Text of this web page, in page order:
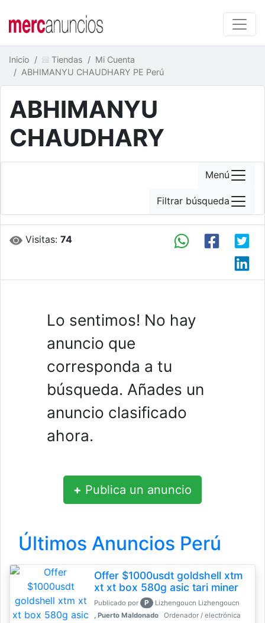
Inicio Tiendas
Mi Cuenta
ABHIMANYU CHAUDHARY PE Perú
ABHIMANYU
CHAUDHARY
Visitas:74
Lo sentimos! No hay
anuncio que
corresponda a tu
búsqueda. Añades un
anuncio clasificado
ahora.
+ Publica un anuncio
Últimos Anuncios Perú
Offer $1000usdt goldshell xtm
xt xt box 580g asic tari miner
Publicado por P
Lizhengoucn Lizhengoucn
, Puerto Maldonado
Ordenador / electrónica
Menú
Filtrar búsqueda